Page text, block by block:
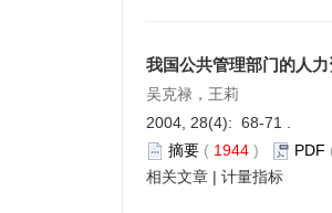
我国公共管理部门的人
吴克禄，王莉
2004, 28(4): 68-71 .
摘要 ( 1944 ) PDF
相关文章 | 计量指标